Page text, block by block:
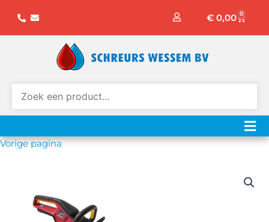
de
€ 0,00 0
Vorige pagina